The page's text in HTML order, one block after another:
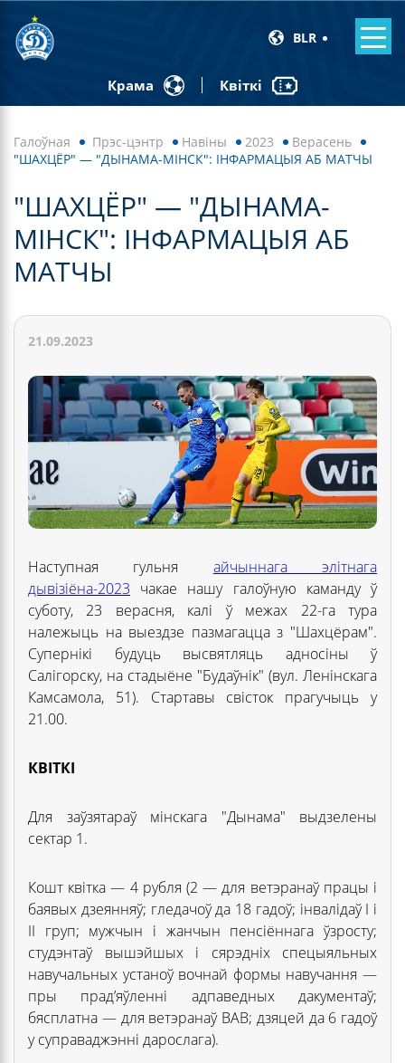
BLR
Крама Квіткі
Галоўная Прэс-цэнтр Навiны 2023
Верасень
"ШАХЦЁР" — "ДЫНАМА-МІНСК": ІНФАРМАЦЫЯ АБ МАТЧЫ
"ШАХЦЁР" — "ДЫНАМА-
МІНСК": ІНФАРМАЦЫЯ АБ
МАТЧЫ
21.09.2023
Наступная гульня айчыннага элітнага
дывізіёна-2023 чакае нашу галоўную каманду ў
суботу, 23 верасня, калі ў межах 22-га тура
належыць на выездзе пазмагацца з "Шахцёрам".
Супернікі будуць высвятляць адносіны ў
Салігорску, на стадыёне "Будаўнік" (вул. Ленінскага
Камсамола, 51). Стартавы свісток прагучыць у
21.00.
КВІТКІ
Для заўзятараў мінскага "Дынама" выдзелены
сектар 1.
Кошт квітка — 4 рубля (2 — для ветэранаў працы і
баявых дзеянняў; гледачоў да 18 гадоў; інвалідаў I і
II груп; мужчын і жанчын пенсіённага ўзросту;
студэнтаў вышэйшых і сярэдніх спецыяльных
навучальных устаноў вочнай формы навучання —
пры прад’яўленні адпаведных дакументаў;
бясплатна — для ветэранаў ВАВ; дзяцей да 6 гадоў
у суправаджэнні дарослага).